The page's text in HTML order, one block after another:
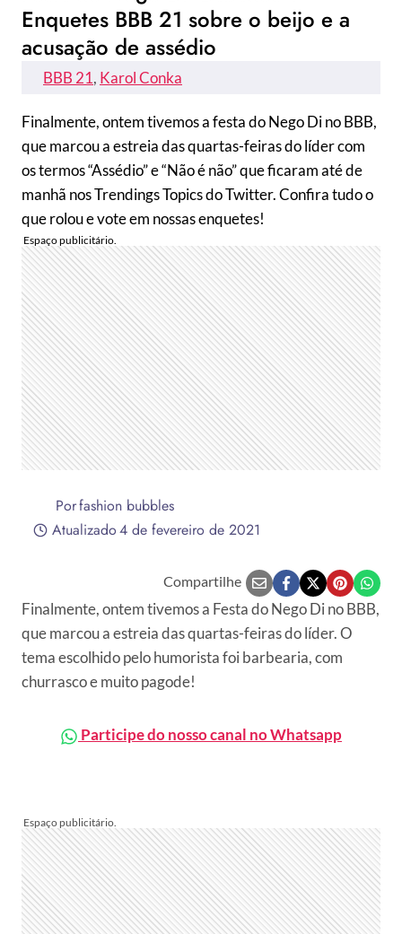
Enquetes BBB 21 sobre o beijo e a
acusação de assédio
BBB 21, Karol Conka
Finalmente, ontem tivemos a festa do Nego Di no BBB,
que marcou a estreia das quartas-feiras do líder com
os termos “Assédio” e “Não é não” que ficaram até de
manhã nos Trendings Topics do Twitter. Confira tudo o
que rolou e vote em nossas enquetes!
Porfashion bubbles
Atualizado4 de fevereiro de 2021
Compartilhe
Finalmente, ontem tivemos a Festa do Nego Di no BBB,
que marcou a estreia das quartas-feiras do líder. O
tema escolhido pelo humorista foi barbearia, com
churrasco e muito pagode!
Participe do nosso canal no Whatsapp